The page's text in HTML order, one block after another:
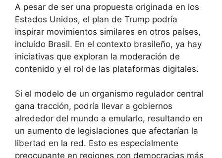
A pesar de ser una propuesta originada en los
Estados Unidos, el plan de Trump podría
inspirar movimientos similares en otros países,
incluido Brasil. En el contexto brasileño, ya hay
iniciativas que exploran la moderación de
contenido y el rol de las plataformas digitales.
Si el modelo de un organismo regulador central
gana tracción, podría llevar a gobiernos
alrededor del mundo a emularlo, resultando en
un aumento de legislaciones que afectarían la
libertad en la red. Esto es especialmente
preocupante en regiones con democracias más